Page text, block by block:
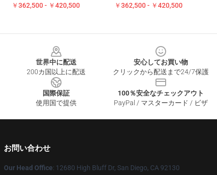
￥362,500 - ￥420,500 ￥362,500 - ￥420,500
世界中に配送
200カ国以上に配送
安心してお買い物
クリックから配送まで24/7保護
国際保証
使用国で提供
100％安全なチェックアウト
PayPal / マスターカード / ビザ
お問い合わせ
Our Head Office: 12680 High Bluff Dr, San Diego, CA 92130